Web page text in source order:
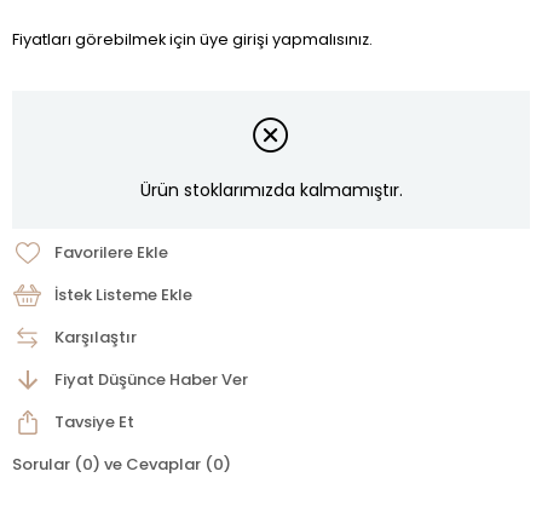
Fiyatları görebilmek için üye girişi yapmalısınız.
Ürün stoklarımızda kalmamıştır.
Favorilere Ekle
İstek Listeme Ekle
Karşılaştır
Fiyat Düşünce Haber Ver
Tavsiye Et
Sorular (0) ve Cevaplar (0)